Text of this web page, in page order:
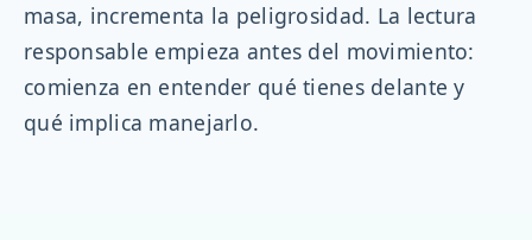
masa, incrementa la peligrosidad. La lectura
responsable empieza antes del movimiento:
comienza en entender qué tienes delante y
qué implica manejarlo.